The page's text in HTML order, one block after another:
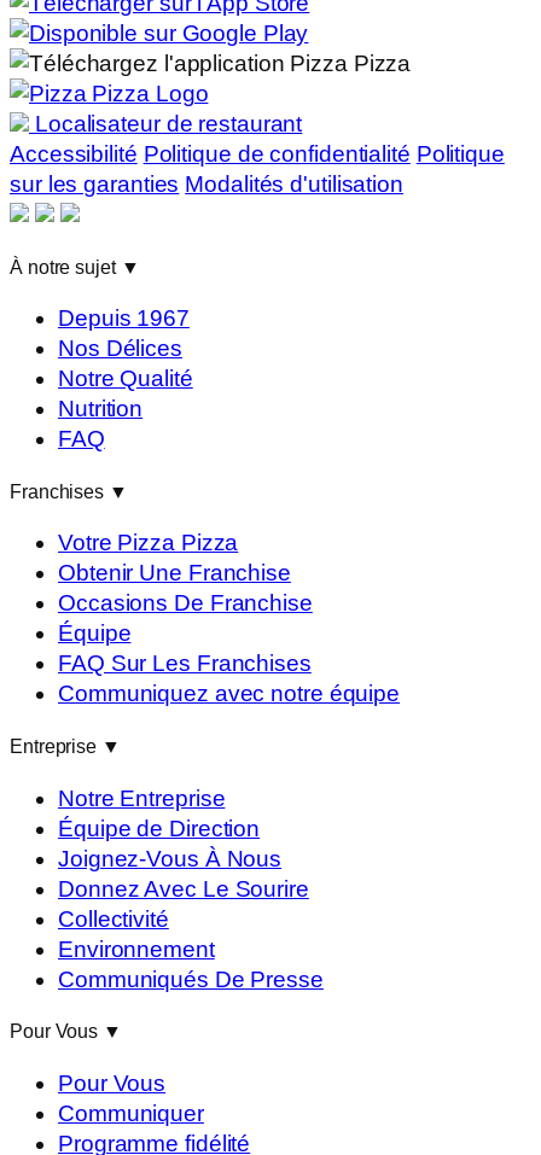
Localisateur de restaurant
Accessibilité Politique de confidentialité Politique
sur les garanties Modalités d'utilisation
À notre sujet ▼
Depuis 1967
Nos Délices
Notre Qualité
Nutrition
FAQ
Franchises ▼
Votre Pizza Pizza
Obtenir Une Franchise
Occasions De Franchise
Équipe
FAQ Sur Les Franchises
Communiquez avec notre équipe
Entreprise ▼
Notre Entreprise
Équipe de Direction
Joignez-Vous À Nous
Donnez Avec Le Sourire
Collectivité
Environnement
Communiqués De Presse
Pour Vous ▼
Pour Vous
Communiquer
Programme fidélité